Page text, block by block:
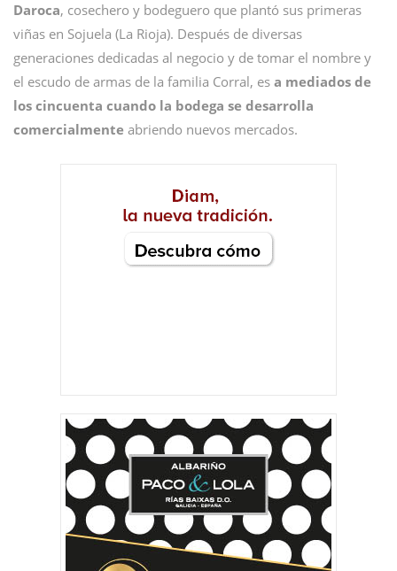
Daroca, cosechero y bodeguero que plantó sus primeras
viñas en Sojuela (La Rioja). Después de diversas
generaciones dedicadas al negocio y de tomar el nombre y
el escudo de armas de la familia Corral, es a mediados de
los cincuenta cuando la bodega se desarrolla
comercialmente abriendo nuevos mercados.